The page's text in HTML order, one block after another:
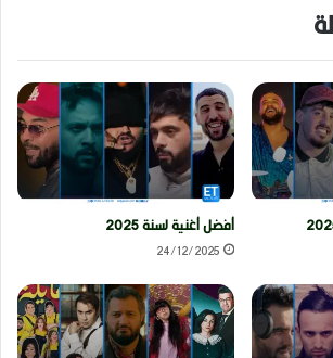
أفضل أغنية لسنة 2025
24/12/2025